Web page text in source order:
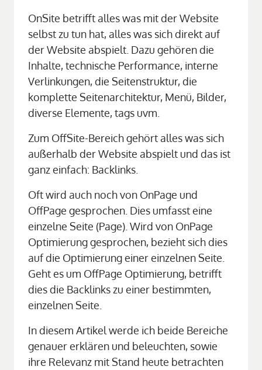
OnSite betrifft alles was mit der Website
selbst zu tun hat, alles was sich direkt auf
der Website abspielt. Dazu gehören die
Inhalte, technische Performance, interne
Verlinkungen, die Seitenstruktur, die
komplette Seitenarchitektur, Menü, Bilder,
diverse Elemente, tags uvm.
Zum OffSite-Bereich gehört alles was sich
außerhalb der Website abspielt und das ist
ganz einfach: Backlinks.
Oft wird auch noch von OnPage und
OffPage gesprochen. Dies umfasst eine
einzelne Seite (Page). Wird von OnPage
Optimierung gesprochen, bezieht sich dies
auf die Optimierung einer einzelnen Seite.
Geht es um OffPage Optimierung, betrifft
dies die Backlinks zu einer bestimmten,
einzelnen Seite.
In diesem Artikel werde ich beide Bereiche
genauer erklären und beleuchten, sowie
ihre Relevanz mit Stand heute betrachten